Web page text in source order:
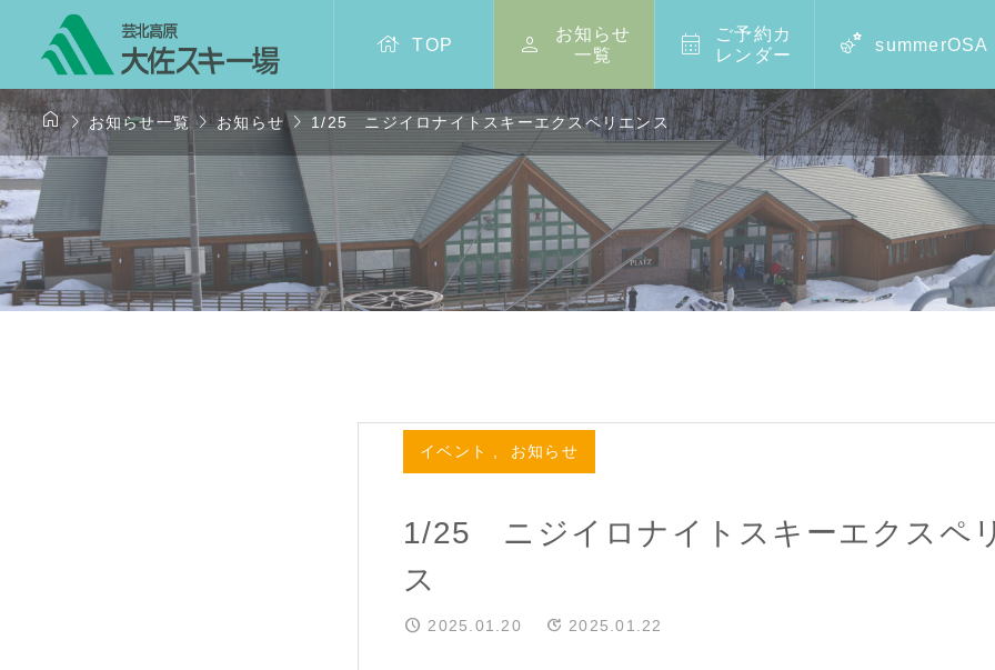
 TOP 
お知らせ
一覧

ご予約カ
レンダー
 summerOSA
お知らせ一覧お知らせ 1/25 ニジイロナイトスキーエクスペリエンス
イベント お知らせ
1/25 ニジイロナイトスキーエクスペ
ス
2025.01.20 2025.01.22